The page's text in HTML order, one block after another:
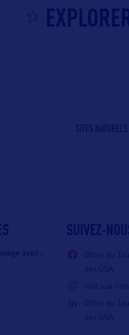
SITES NATURELS
avec :
SUIVEZ-
Office du
des USA
visit usa
Office du
des USA